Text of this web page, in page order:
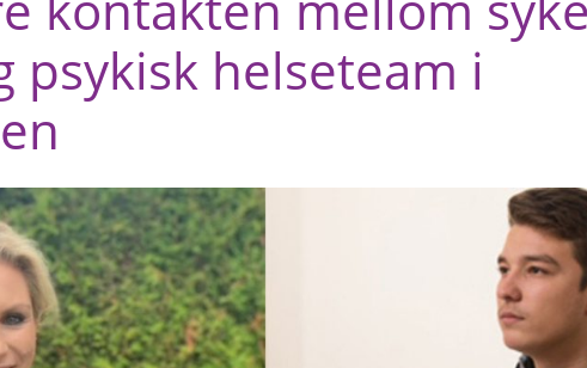
psykisk helseteam i